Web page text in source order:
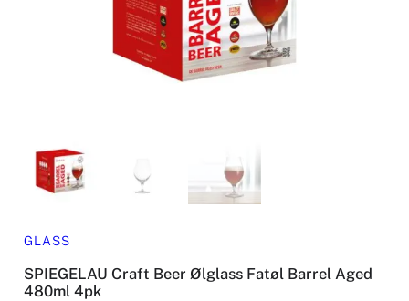
GLASS
SPIEGELAU Craft Beer Ølglass Fatøl Barrel Aged
480ml 4pk